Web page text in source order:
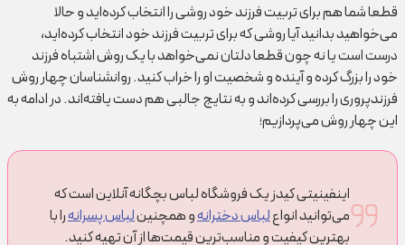
قطعا شما هم برای تربیت فرزند خود روشی را انتخاب کرده‌اید و حالا
می‌خواهید بدانید آیا روشی که برای تربیت فرزند خود انتخاب کرده‌ا‌ید،
درست است یا نه چون قطعا دلتان نمی‌خواهد با یک روش اشتباه فرزند
خود را بزرگ کرده و آینده و شخصیت او را خراب کنید. روانشناسان چهار روش
فرزندپروری را بررسی کرده‌اند و به نتایج جالبی هم دست یافته‌اند. در ادامه به
این چهار روش می‌پردازیم؛
اینفینیتی کیدز یک فروشگاه لباس بچگانه آنلاین است که
می‌توانید انواعلباس دخترانهو همچنینلباس پسرانهرا با
بهترین کیفیت و مناسب‌ترین قیمت‌ها از آن تهیه کنید.